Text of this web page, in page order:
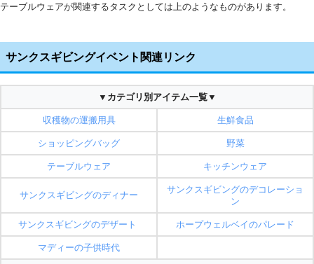
テーブルウェアが関連するタスクとしては上のようなものがあります。
サンクスギビングイベント関連リンク
▼カテゴリ別アイテム一覧▼
収穫物の運搬用具 生鮮食品
ショッピングバッグ 野菜
テーブルウェア キッチンウェア
サンクスギビングのディナー
サンクスギビングのデコレーショ
ン
サンクスギビングのデザート ホープウェルベイのパレード
マディーの子供時代